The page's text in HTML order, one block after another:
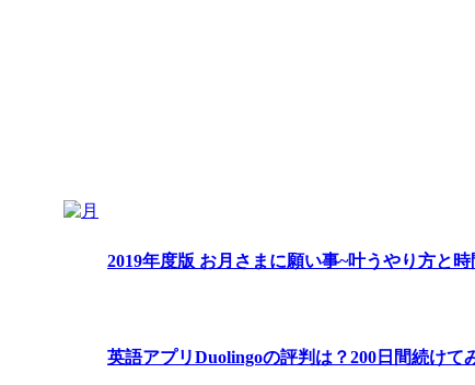
2019年度版 お月さまに願い事~叶うやり方と時
英語アプリDuolingoの評判は？200日間続けて